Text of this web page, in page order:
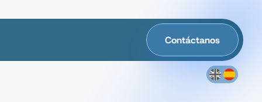
Contáctanos